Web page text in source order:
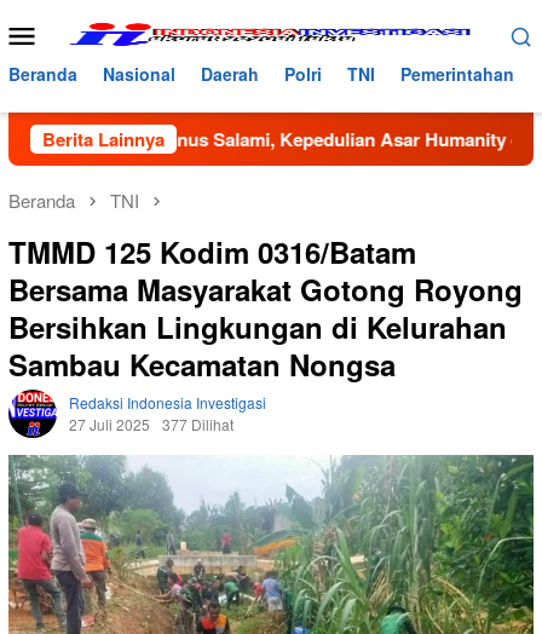
ke
konten
Menu
Mobile
Beranda Nasional Daerah Polri TNI Pemerintahan
Berita Lainnya
Salami, Kepedulian Asar Humanity dan Mahasiswa
Beranda TNI
TMMD 125 Kodim 0316/Batam
Bersama Masyarakat Gotong Royong
Bersihkan Lingkungan di Kelurahan
Sambau Kecamatan Nongsa
Redaksi Indonesia Investigasi
27 Juli 2025
377 Dilihat